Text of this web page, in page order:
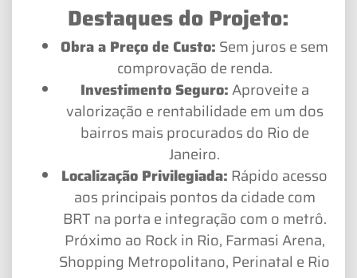
Destaques do Projeto:
Obra a Preço de Custo: Sem juros e sem
comprovação de renda.
Investimento Seguro:Aproveite a
valorização e rentabilidade em um dos
bairros mais procurados do Rio de
Janeiro.
Localização Privilegiada: Rápido acesso
aos principais pontos da cidade com
BRT na porta e integração com o metrô.
Próximo ao Rock in Rio, Farmasi Arena,
Shopping Metropolitano, Perinatal e Rio